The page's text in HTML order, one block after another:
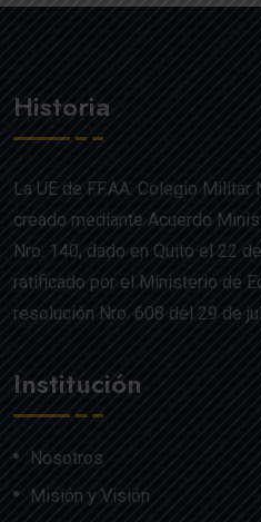
Historia
La UE de FF.AA. Colegio Militar
creado mediante Acuerdo
Nro. 140, dado en Quito el 22
ratificado por el Ministerio de
resolución Nro. 608 del 29 de
Institución
Nosotros
Misión y Visión